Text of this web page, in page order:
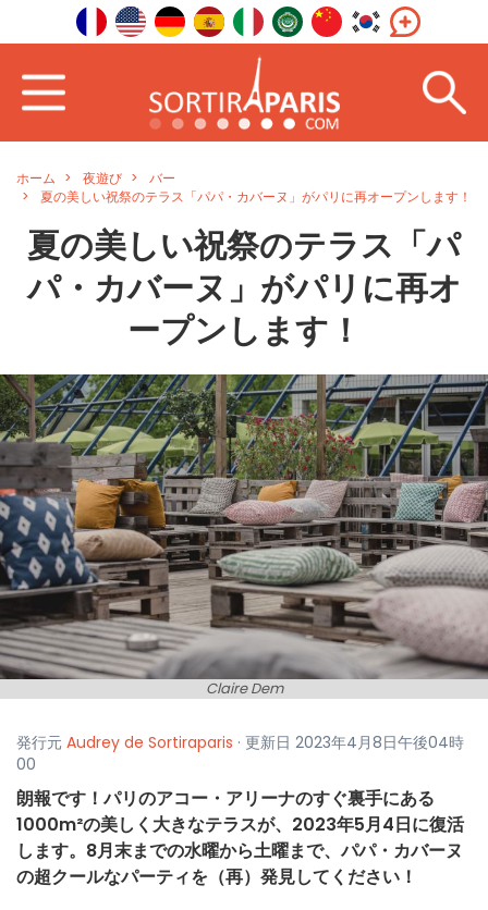
ホーム 夜遊び
バー
夏の美しい祝祭のテラス「パパ・カバーヌ」がパリに再オープンします！
夏の美しい祝祭のテラス「パ
パ・カバーヌ」がパリに再オ
ープンします！
Claire Dem
発行元 Audrey de Sortiraparis · 更新日 2023年4月8日午後04時
00
朗報です！パリのアコー・アリーナのすぐ裏手にある
1000m²の美しく大きなテラスが、2023年5月4日に復活
します。8月末までの水曜から土曜まで、パパ・カバーヌ
の超クールなパーティを（再）発見してください！